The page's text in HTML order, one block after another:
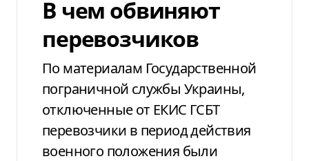
В чем обвиняют
перевозчиков
По материалам Государственной
пограничной службы Украины,
отключенные от ЕКИС ГСБТ
перевозчики в период действия
военного положения были